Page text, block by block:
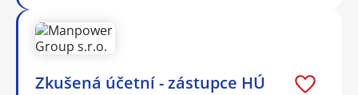
Zkušená účetní - zástupce HÚ